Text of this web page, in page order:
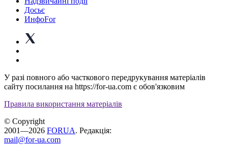
Досьє
ИнфоFor
У разі повного або часткового передрукування матеріалів
сайту посилання на https://for-ua.com є обов'язковим
Правила використання матеріалів
© Copyright
2001—2026 FORUA. Редакція:
mail@for-ua.com